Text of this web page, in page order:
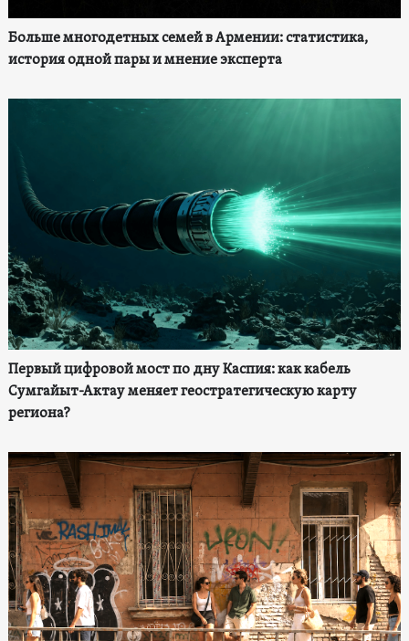
Больше многодетных семей в Армении: статистика,
история одной пары и мнение эксперта
Первый цифровой мост по дну Каспия: как кабель
Сумгайыт-Актау меняет геостратегическую карту
региона?